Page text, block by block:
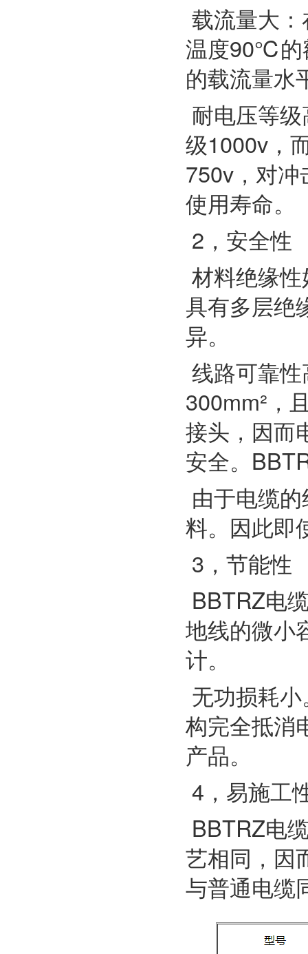
载流量大
温度90℃的
的载流量水
耐电压等
级1000v，
750v，对
使用寿命。
2，安全性
材料绝缘
具有多层绝
异。
线路可靠
300mm²，
接头，因而
安全。
由于电缆
料。因此即
3，节能性
BBTRZ电
地线的微小
计。
无功损耗
构完全抵消
产品。
4，易施工
BBTRZ电
艺相同，因
与普通电缆